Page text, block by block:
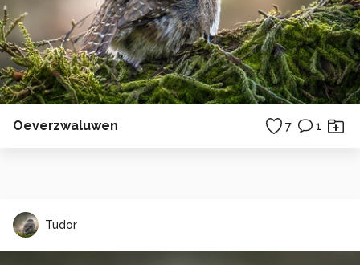
Oeverzwaluwen 7 1
Tudor